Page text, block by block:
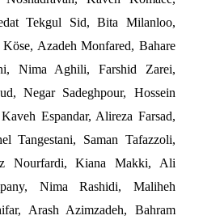
Tekgul Sid, Bita Milanloo,
Azadeh Monfared, Bahare
Nima Aghili, Farshid Zarei,
Negar Sadeghpour, Hossein
Espandar, Alireza Farsad,
Tangestani, Saman Tafazzoli,
Nourfardi, Kiana Makki, Ali
Nima Rashidi, Maliheh
Arash Azimzadeh, Bahram